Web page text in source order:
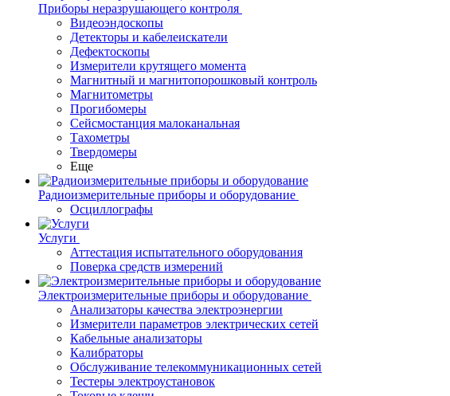
Приборы неразрушающего контроля
Видеоэндоскопы
Детекторы и кабелеискатели
Дефектоскопы
Измерители крутящего момента
Магнитный и магнитопорошковый контроль
Магнитометры
Прогибомеры
Сейсмостанция малоканальная
Тахометры
Твердомеры
Еще
Радиоизмерительные приборы и оборудование
Осциллографы
Услуги
Аттестация испытательного оборудования
Поверка средств измерений
Электроизмерительные приборы и оборудование
Анализаторы качества электроэнергии
Измерители параметров электрических сетей
Кабельные анализаторы
Калибраторы
Обслуживание телекоммуникационных сетей
Тестеры электроустановок